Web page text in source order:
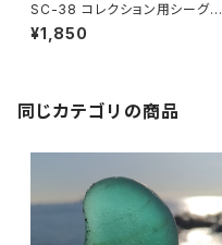
SC-38 コレクション用シーグラ
ス(ウランガラス)
¥1,850
同じカテゴリの商品